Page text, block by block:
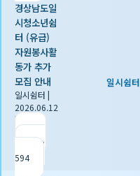
경상남도일
시청소년쉼
터 (유급)
자원봉사활
동가 추가
모집 안내
일시쉼터 |
2026.06.12
|
조회
594
일시쉼터